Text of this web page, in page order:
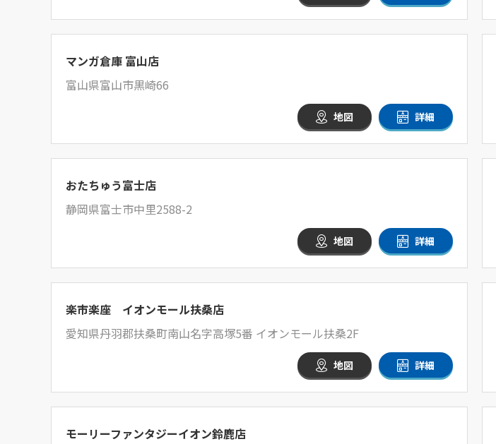
マンガ倉庫 富山店
富山県富山市黒崎66
地図 詳細
おたちゅう富士店
静岡県富士市中里2588-2
地図 詳細
楽市楽座 イオンモール扶桑店
愛知県丹羽郡扶桑町南山名字高塚5番 イオンモール扶桑2F
地図 詳細
モーリーファンタジーイオン鈴鹿店